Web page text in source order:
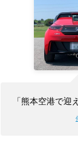
「熊本空港で迎